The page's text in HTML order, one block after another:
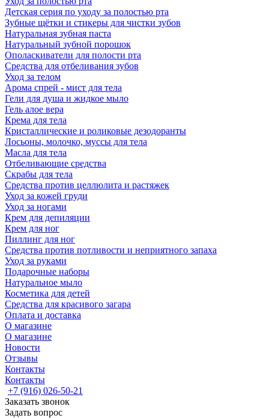
Детская серия по уходу за полостью рта
Зубные щётки и стикеры для чистки зубов
Натуральная зубная паста
Натуральный зубной порошок
Ополаскиватели для полости рта
Средства для отбеливания зубов
Уход за телом
Арома спрей - мист для тела
Гели для душа и жидкое мыло
Гель алое вера
Крема для тела
Кристаллические и роликовые дезодоранты
Лосьоны, молочко, муссы для тела
Масла для тела
Отбеливающие средства
Скрабы для тела
Средства против целлюлита и растяжек
Уход за кожей груди
Уход за ногами
Крем для депиляции
Крем для ног
Пиллинг для ног
Средства против потливости и неприятного запаха
Уход за руками
Подарочные наборы
Натуральное мыло
Косметика для детей
Средства для красивого загара
Оплата и доставка
О магазине
О магазине
Новости
Отзывы
Контакты
Контакты
+7 (916) 026-50-21
Заказать звонок
Задать вопрос